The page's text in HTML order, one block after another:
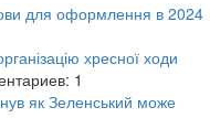
для оформлення в 2024
хресної ходи
1
як Зеленський може